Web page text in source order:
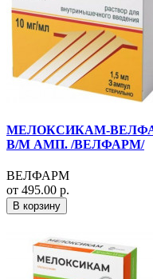
МЕЛОКСИКАМ-
В/М АМП. /ВЕЛФАРМ/
ВЕЛФАРМ
от 495.00 р.
В корзину